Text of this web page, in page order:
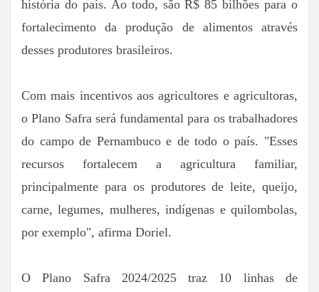
história do país. Ao todo, são R$ 85 bilhões para o
fortalecimento da produção de alimentos através
desses produtores brasileiros.
Com mais incentivos aos agricultores e agricultoras,
o Plano Safra será fundamental para os trabalhadores
do campo de Pernambuco e de todo o país. "Esses
recursos fortalecem a agricultura familiar,
principalmente para os produtores de leite, queijo,
carne, legumes, mulheres, indígenas e quilombolas,
por exemplo", afirma Doriel.
O Plano Safra 2024/2025 traz 10 linhas de